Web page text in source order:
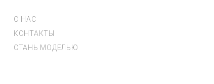
О НАС
КОНТАКТЫ
СТАНЬ МОДЕЛЬЮ